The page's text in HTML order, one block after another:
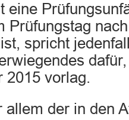
eine
Prüfungstag
spricht
2015 vorlag.
allem der in den